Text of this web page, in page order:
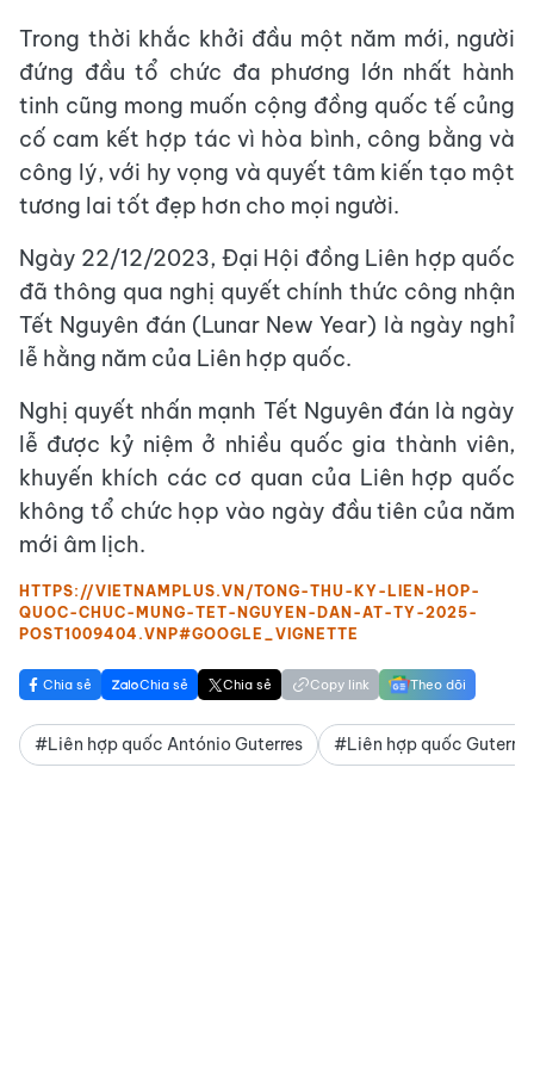
Trong thời khắc khởi đầu một năm mới, người
đứng đầu tổ chức đa phương lớn nhất hành
tinh cũng mong muốn cộng đồng quốc tế củng
cố cam kết hợp tác vì hòa bình, công bằng và
công lý, với hy vọng và quyết tâm kiến tạo một
tương lai tốt đẹp hơn cho mọi người.
Ngày 22/12/2023, Đại Hội đồng Liên hợp quốc
đã thông qua nghị quyết chính thức công nhận
Tết Nguyên đán (Lunar New Year) là ngày nghỉ
lễ hằng năm của Liên hợp quốc.
Nghị quyết nhấn mạnh Tết Nguyên đán là ngày
lễ được kỷ niệm ở nhiều quốc gia thành viên,
khuyến khích các cơ quan của Liên hợp quốc
không tổ chức họp vào ngày đầu tiên của năm
mới âm lịch.
HTTPS://VIETNAMPLUS.VN/TONG-THU-KY-LIEN-HOP-
QUOC-CHUC-MUNG-TET-NGUYEN-DAN-AT-TY-2025-
POST1009404.VNP#GOOGLE_VIGNETTE
Chia sẻ Chia sẻ Chia sẻ Copy link Theo dõi
#Liên hợp quốc António Guterres #Liên hợp quốc Guterres